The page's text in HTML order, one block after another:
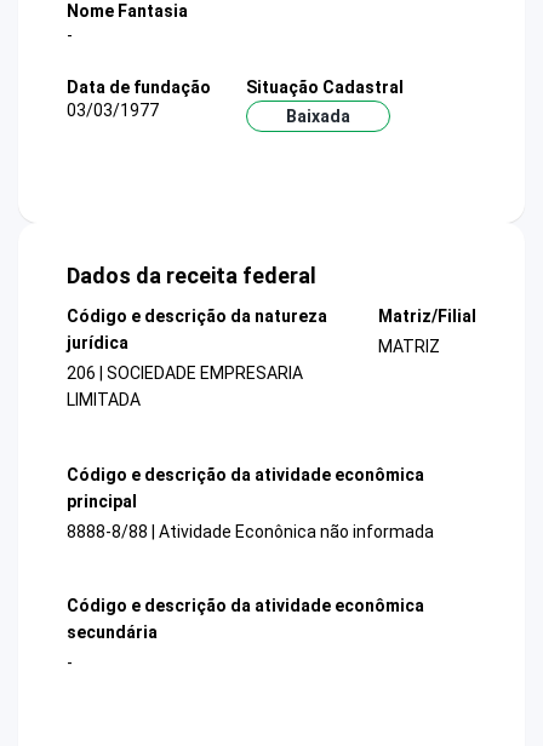
Nome Fantasia
-
Data de fundação
03/03/1977
Situação Cadastral
Baixada
Dados da receita federal
Código e descrição da natureza
jurídica
206 | SOCIEDADE EMPRESARIA
LIMITADA
Matriz/Filial
MATRIZ
Código e descrição da atividade econômica
principal
8888-8/88 | Atividade Econônica não informada
Código e descrição da atividade econômica
secundária
-